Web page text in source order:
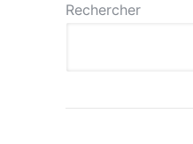
Rechercher